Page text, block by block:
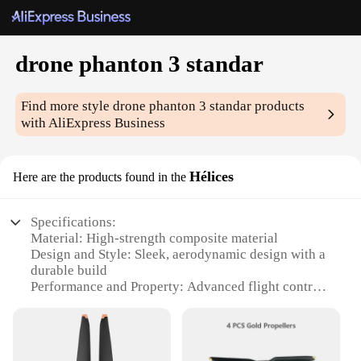
drone phanton 3 standar
Find more styledrone phanton 3 standar products
with AliExpress Business
Here are the products found in the Hélices
Specifications:
Material: High-strength composite material
Design and Style: Sleek, aerodynamic design with a
durable build
Performance and Property: Advanced flight control
Parts and Accessories: Includes standard propellers
for optimal performance
Usage and Purpose: Ideal for aerial photography